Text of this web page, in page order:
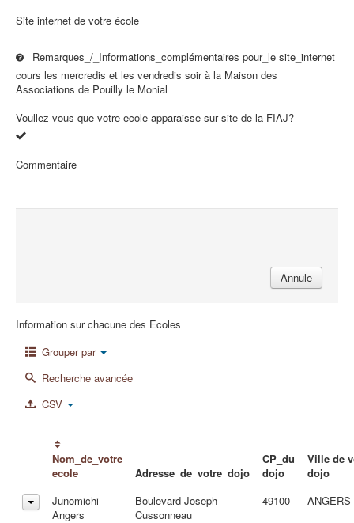
Site internet de votre école
Remarques_/_Informations_complémentaires pour_le site_internet
cours les mercredis et les vendredis soir à la Maison des
Associations de Pouilly le Monial
Voullez-vous que votre ecole apparaisse sur site de la FIAJ?
Commentaire
Annule
Information sur chacune des Ecoles
Grouper par
Recherche avancée
CSV
Nom_de_votre
ecole
Adresse_de_votre_dojo
CP_du
dojo
Ville de
dojo
Junomichi
Angers
Boulevard Joseph
Cussonneau
49100 ANGERS